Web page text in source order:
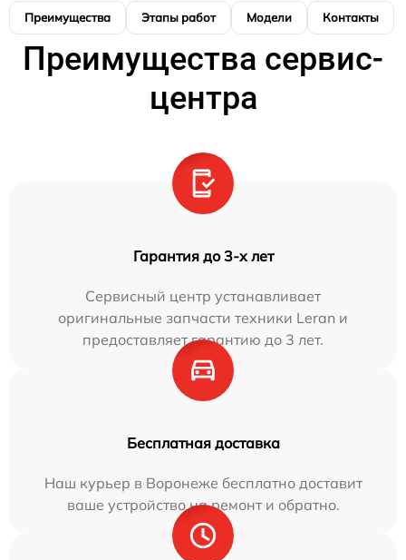
Преимущества Этапы работ Модели Контакты
Преимущества сервис-
центра
Гарантия до 3-х лет
Сервисный центр устанавливает
оригинальные запчасти техники Leran и
предоставляет гарантию до 3 лет.
Бесплатная доставка
Наш курьер в Воронеже бесплатно доставит
ваше устройство на ремонт и обратно.